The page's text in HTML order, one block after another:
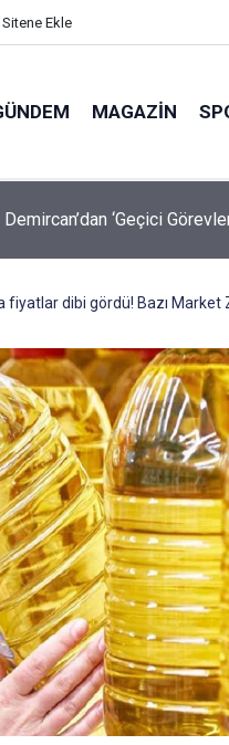
Sitene Ekle
MAGAZIN
Havalarda Ödem Şikayetini
fiyatlar dibi gördü! Bazı Market